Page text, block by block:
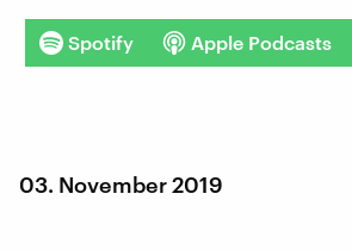
Spotify Apple Podcasts
03. November 2019